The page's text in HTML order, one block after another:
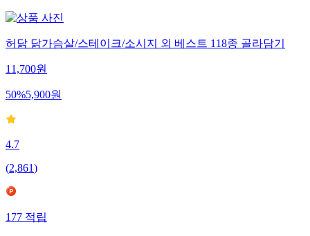
허닭 닭가슴살/스테이크/소시지 외 베스트 118종 골라담기
11,700원
50%5,900원
4.7
(2,861)
177 적립